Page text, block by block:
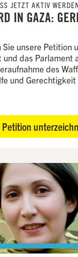
IN GAZA:
JETZT AKTIV
unsere Petition
und das Parlament
des
und
Petition